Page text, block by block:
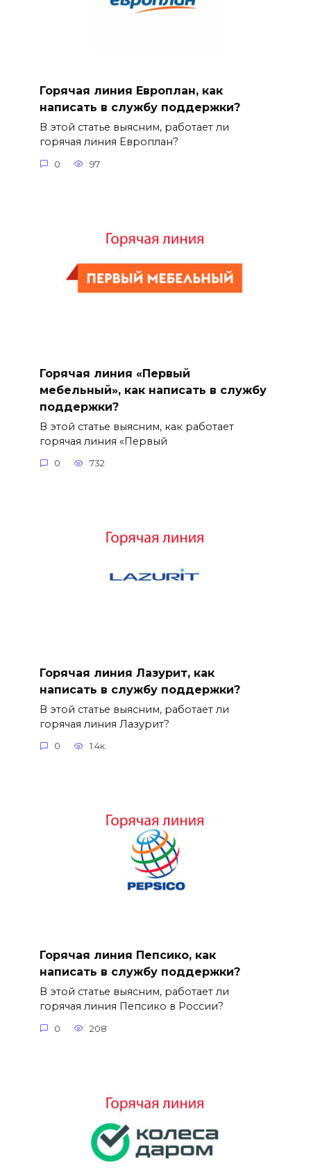
Горячая линия Европлан, как
написать в службу поддержки?
В этой статье выясним, работает ли
горячая линия Европлан?
0 97
Горячая линия «Первый
мебельный», как написать в службу
поддержки?
В этой статье выясним, как работает
горячая линия «Первый
0 732
Горячая линия Лазурит, как
написать в службу поддержки?
В этой статье выясним, работает ли
горячая линия Лазурит?
0 1.4к.
Горячая линия Пепсико, как
написать в службу поддержки?
В этой статье выясним, работает ли
горячая линия Пепсико в России?
0 208